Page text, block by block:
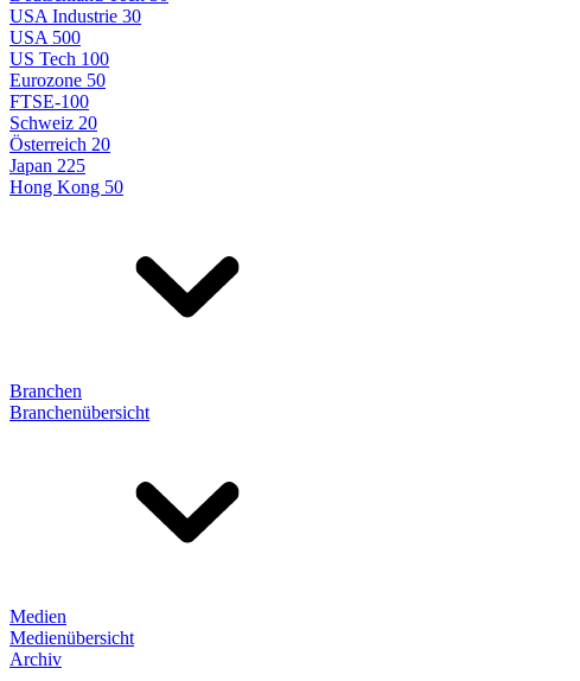
USA Industrie 30
USA 500
US Tech 100
Eurozone 50
FTSE-100
Schweiz 20
Österreich 20
Japan 225
Hong Kong 50
Branchen
Branchenübersicht
Medien
Medienübersicht
Archiv